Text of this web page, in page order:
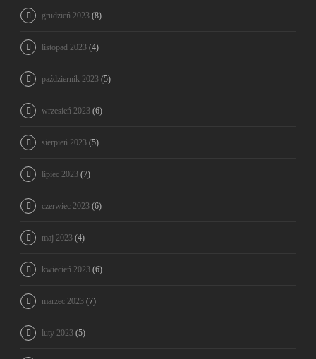
grudzień 2023 (8)
listopad 2023 (4)
październik 2023 (5)
wrzesień 2023 (6)
sierpień 2023 (5)
lipiec 2023 (7)
czerwiec 2023 (6)
maj 2023 (4)
kwiecień 2023 (6)
marzec 2023 (7)
luty 2023 (5)